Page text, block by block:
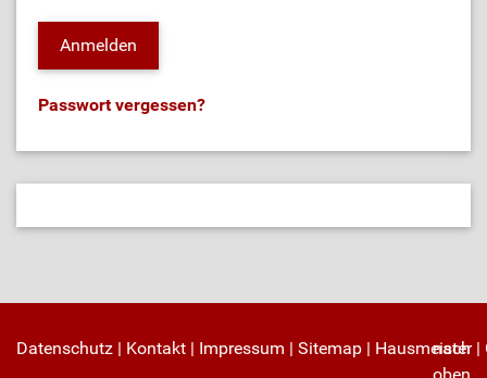
Passwort vergessen?
Datenschutz | Kontakt | Impressum | Sitemap | Hausmeister|
nach